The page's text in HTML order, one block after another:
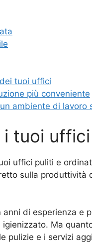
tuoi uffici
più conveniente
ambiente di lavoro
tuoi
uffici puliti e
sulla
di esperienza e
Ma
pulizie e i servizi